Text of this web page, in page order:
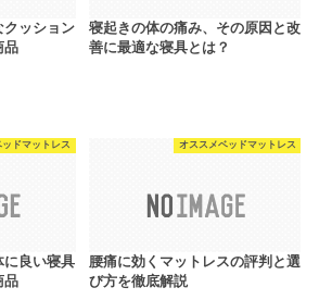
クッション
品
寝起きの体の痛み、その原因と改
善に最適な寝具とは？
ドマットレス
に良い寝具
品
オススメベッドマットレス
腰痛に効くマットレスの評判と選
び方を徹底解説